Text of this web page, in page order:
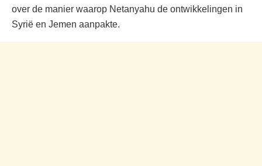
over de manier waarop Netanyahu de ontwikkelingen in
Syrië en Jemen aanpakte.